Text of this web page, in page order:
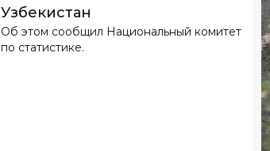
Узбекистан
Об этом сообщил Национальный комитет
по статистике.